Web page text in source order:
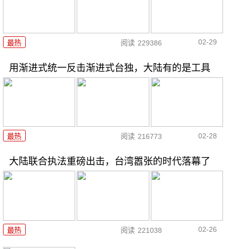
最热 阅读 229386 02-29
用渐进式统一反击渐进式台独，大陆有的是工具
最热 阅读 216773 02-28
大陆联合执法重磅出击，台湾嚣张的时代落幕了
最热 阅读 221038 02-26